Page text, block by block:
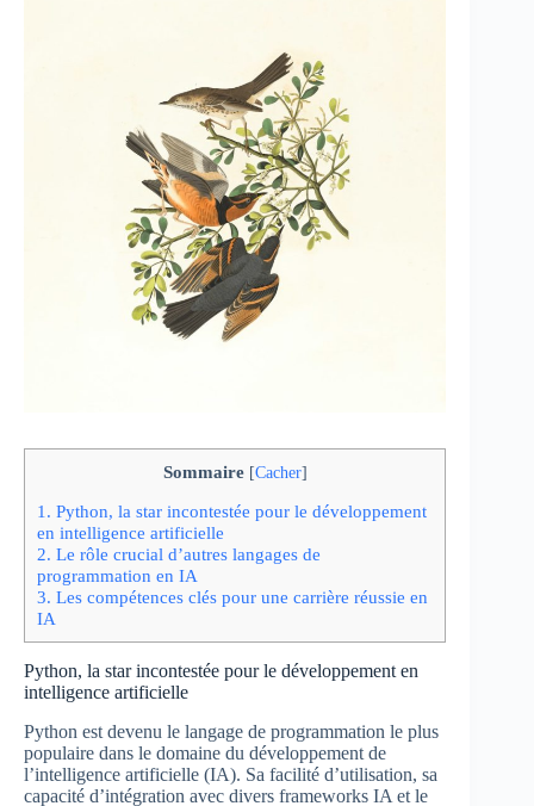
Sommaire [Cacher]
1. Python, la star incontestée pour le développement
en intelligence artificielle
2. Le rôle crucial d’autres langages de
programmation en IA
3. Les compétences clés pour une carrière réussie en
IA
Python, la star incontestée pour le développement en
intelligence artificielle
Python est devenu le langage de programmation le plus
populaire dans le domaine du développement de
l’intelligence artificielle (IA). Sa facilité d’utilisation, sa
capacité d’intégration avec divers frameworks IA et le